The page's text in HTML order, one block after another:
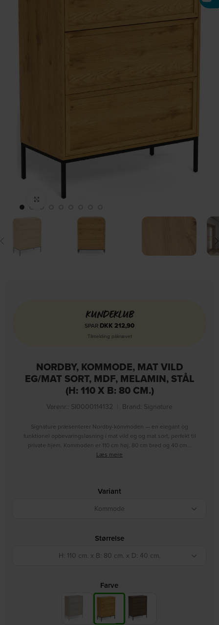
Click to enlarge
KUNDEKLUB
SPAR DKK 212,90
Tilmelding påkrævet
NORDBY, KOMMODE, MAT VILD
EG/MAT SORT, MDF, MELAMIN, STÅL
(H: 110 X B: 80 CM.)
Varenr.: SI0000114132 Brand: Signature
Signature præsenterer Nordby-kommoden — en elegant og
funktionel opbevaringsløsning i mat vild eg og mat sort, perfekt til
private hjem. Kommoden er 110 cm høj, 80 cm bred og 40 cm…
Læs mere
Variant
Kommode
Størrelse
H: 110 cm. x B: 80 cm. x D: 40 cm.
Farve